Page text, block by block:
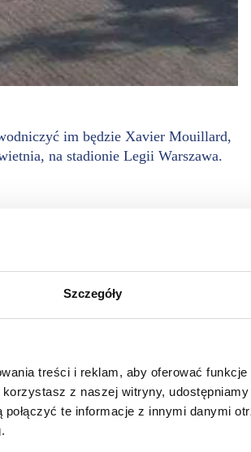
Szczegóły
treści i reklam, aby oferować funkcje
z naszej witryny,
te informacje z innymi danymi
im będzie Xavier Mouillard,
na stadionie Legii Warszawa.
które zarządza siecią prawie 4000
i Bricomarché w 2024 roku Grupa
i Bricomarché, notując wzrost o 6,3%
w rankingu najlepszych polskich
czyli w zestawieniu
firm w Polsce” „Gazety